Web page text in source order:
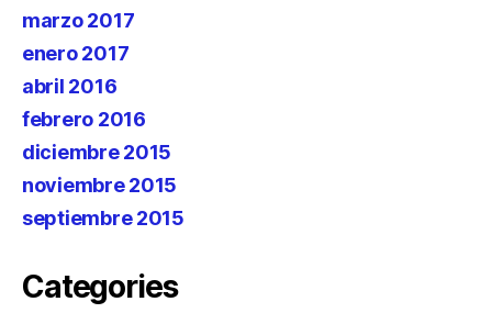
marzo 2017
enero 2017
abril 2016
febrero 2016
diciembre 2015
noviembre 2015
septiembre 2015
Categories